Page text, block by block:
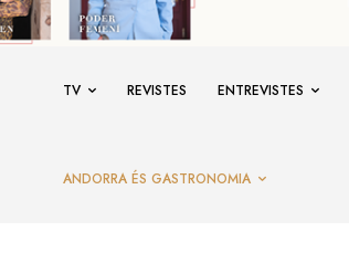
TV REVISTES ENTREVISTES
ANDORRA ÉS GASTRONOMIA